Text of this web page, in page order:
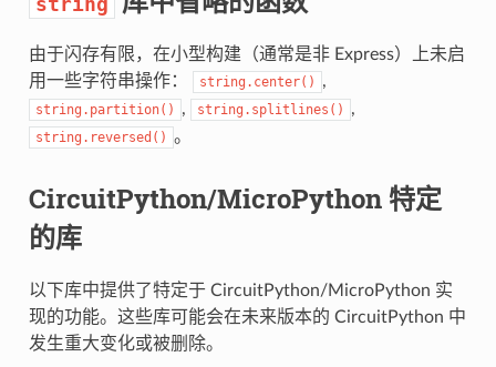
由于闪存有限，在小型构建（通常是非 Express）上未启
用一些字符串操作：
string.center() ,
string.partition() , string.splitlines() ,
string.reversed() 。
CircuitPython/MicroPython 特定
的库
以下库中提供了特定于 CircuitPython/MicroPython 实
现的功能。这些库可能会在未来版本的 CircuitPython 中
发生重大变化或被删除。